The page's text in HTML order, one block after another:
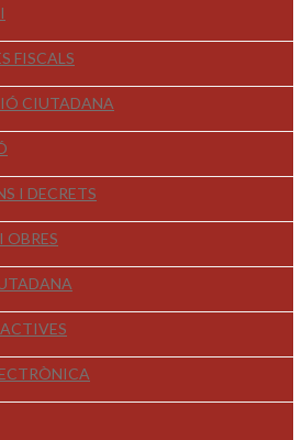
FISCALS
CIUTADANA
I DECRETS
OBRES